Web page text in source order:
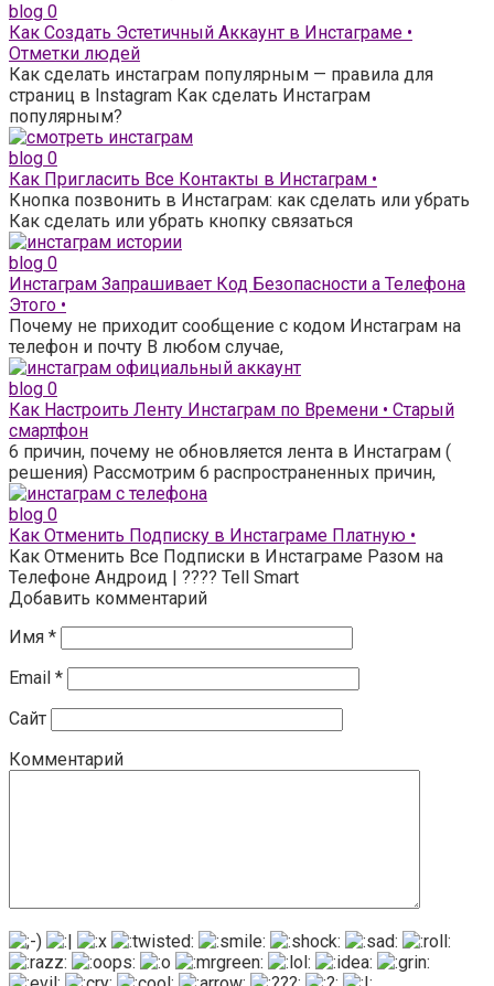
blog 0
Как Создать Эстетичный Аккаунт в Инстаграме •
Отметки людей
Как сделать инстаграм популярным — правила для
страниц в Instagram Как сделать Инстаграм
популярным?
blog 0
Как Пригласить Все Контакты в Инстаграм •
Кнопка позвонить в Инстаграм: как сделать или убрать
Как сделать или убрать кнопку связаться
blog 0
Инстаграм Запрашивает Код Безопасности а Телефона
Этого •
Почему не приходит сообщение с кодом Инстаграм на
телефон и почту В любом случае,
blog 0
Как Настроить Ленту Инстаграм по Времени • Старый
смартфон
6 причин, почему не обновляется лента в Инстаграм (
решения) Рассмотрим 6 распространенных причин,
blog 0
Как Отменить Подписку в Инстаграме Платную •
Как Отменить Все Подписки в Инстаграме Разом на
Телефоне Андроид | ???? Tell Smart
Добавить комментарий
Имя *
Email *
Сайт
Комментарий